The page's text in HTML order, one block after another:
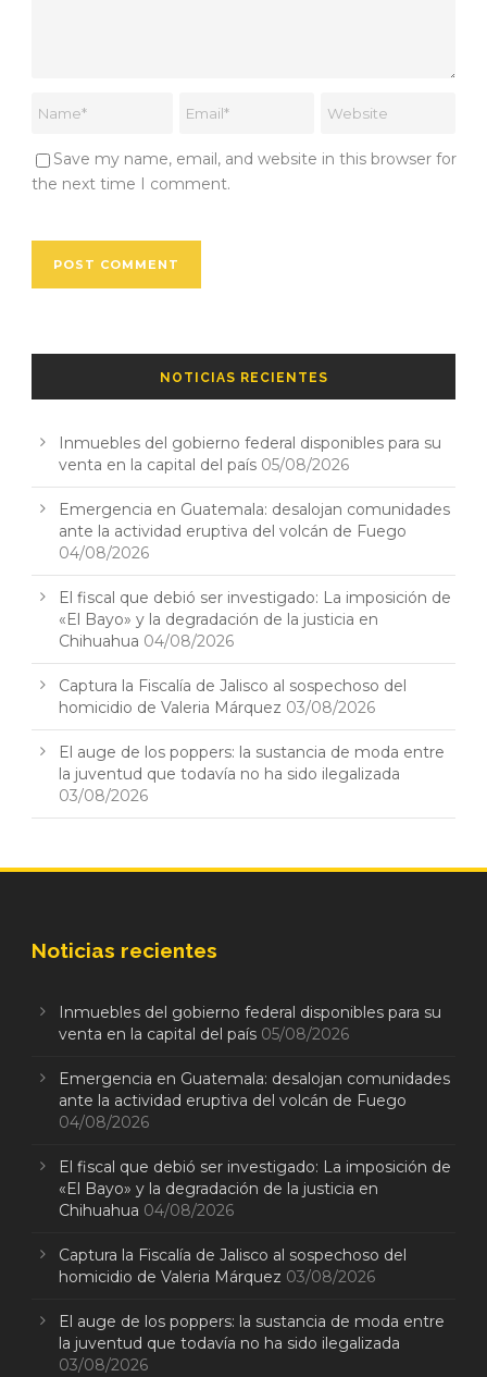
Save my name, email, and website in this browser for
the next time I comment.
NOTICIAS RECIENTES
Inmuebles del gobierno federal disponibles para su
venta en la capital del país 05/08/2026
Emergencia en Guatemala: desalojan comunidades
ante la actividad eruptiva del volcán de Fuego
04/08/2026
El fiscal que debió ser investigado: La imposición de
«El Bayo» y la degradación de la justicia en
Chihuahua 04/08/2026
Captura la Fiscalía de Jalisco al sospechoso del
homicidio de Valeria Márquez 03/08/2026
El auge de los poppers: la sustancia de moda entre
la juventud que todavía no ha sido ilegalizada
03/08/2026
Noticias recientes
Inmuebles del gobierno federal disponibles para su
venta en la capital del país 05/08/2026
Emergencia en Guatemala: desalojan comunidades
ante la actividad eruptiva del volcán de Fuego
04/08/2026
El fiscal que debió ser investigado: La imposición de
«El Bayo» y la degradación de la justicia en
Chihuahua 04/08/2026
Captura la Fiscalía de Jalisco al sospechoso del
homicidio de Valeria Márquez 03/08/2026
El auge de los poppers: la sustancia de moda entre
la juventud que todavía no ha sido ilegalizada
03/08/2026